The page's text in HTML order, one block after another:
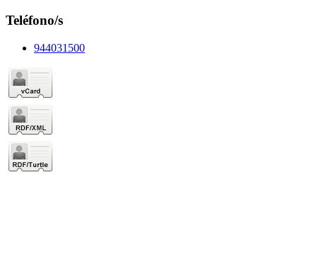
Teléfono/s
944031500